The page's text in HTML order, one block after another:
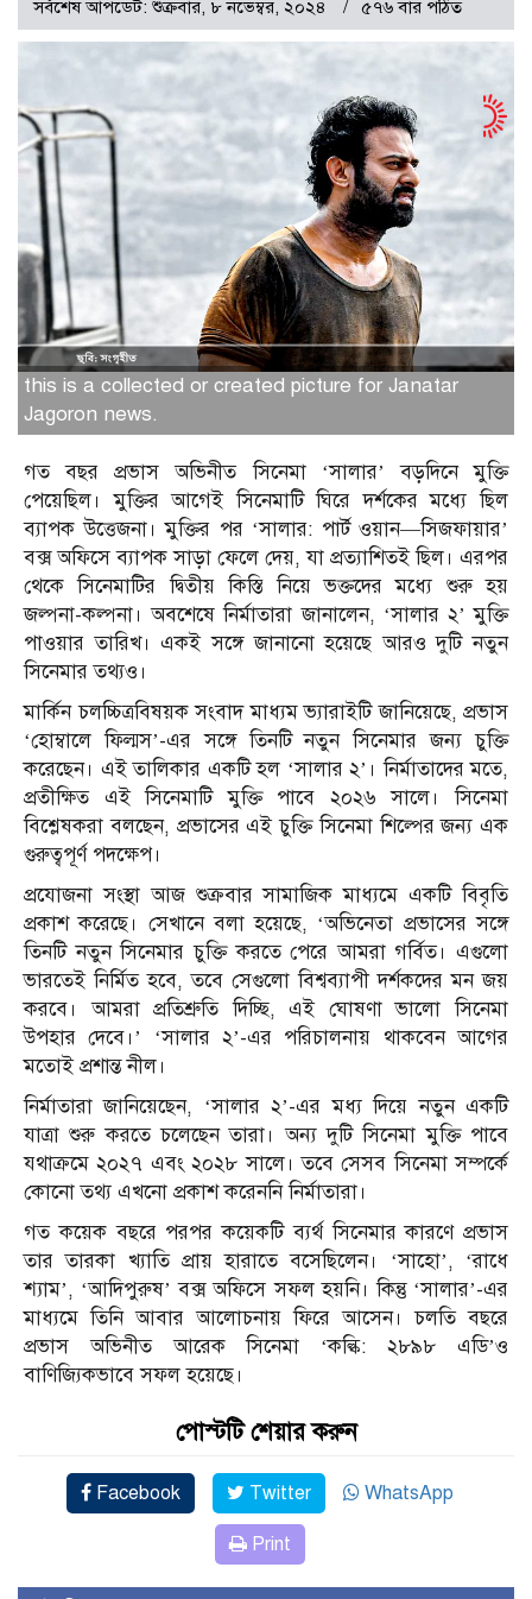
সর্বশেষ আপডেট: শুক্রবার, ৮ নভেম্বর, ২০২৪ ৫৭৬ বার পঠিত
this is a collected or created picture for Janatar
Jagoron news.
গত বছর প্রভাস অভিনীত সিনেমা ‘সালার’ বড়দিনে মুক্তি
পেয়েছিল। মুক্তির আগেই সিনেমাটি ঘিরে দর্শকের মধ্যে ছিল
ব্যাপক উত্তেজনা। মুক্তির পর ‘সালার: পার্ট ওয়ান—সিজফায়ার’
বক্স অফিসে ব্যাপক সাড়া ফেলে দেয়, যা প্রত্যাশিতই ছিল। এরপর
থেকে সিনেমাটির দ্বিতীয় কিস্তি নিয়ে ভক্তদের মধ্যে শুরু হয়
জল্পনা-কল্পনা। অবশেষে নির্মাতারা জানালেন, ‘সালার ২’ মুক্তি
পাওয়ার তারিখ। একই সঙ্গে জানানো হয়েছে আরও দুটি নতুন
সিনেমার তথ্যও।
মার্কিন চলচ্চিত্রবিষয়ক সংবাদ মাধ্যম ভ্যারাইটি জানিয়েছে, প্রভাস
‘হোম্বালে ফিল্মস’-এর সঙ্গে তিনটি নতুন সিনেমার জন্য চুক্তি
করেছেন। এই তালিকার একটি হল ‘সালার ২’। নির্মাতাদের মতে,
প্রতীক্ষিত এই সিনেমাটি মুক্তি পাবে ২০২৬ সালে। সিনেমা
বিশ্লেষকরা বলছেন, প্রভাসের এই চুক্তি সিনেমা শিল্পের জন্য এক
গুরুত্বপূর্ণ পদক্ষেপ।
প্রযোজনা সংস্থা আজ শুক্রবার সামাজিক মাধ্যমে একটি বিবৃতি
প্রকাশ করেছে। সেখানে বলা হয়েছে, ‘অভিনেতা প্রভাসের সঙ্গে
তিনটি নতুন সিনেমার চুক্তি করতে পেরে আমরা গর্বিত। এগুলো
ভারতেই নির্মিত হবে, তবে সেগুলো বিশ্বব্যাপী দর্শকদের মন জয়
করবে। আমরা প্রতিশ্রুতি দিচ্ছি, এই ঘোষণা ভালো সিনেমা
উপহার দেবে।’ ‘সালার ২’-এর পরিচালনায় থাকবেন আগের
মতোই প্রশান্ত নীল।
নির্মাতারা জানিয়েছেন, ‘সালার ২’-এর মধ্য দিয়ে নতুন একটি
যাত্রা শুরু করতে চলেছেন তারা। অন্য দুটি সিনেমা মুক্তি পাবে
যথাক্রমে ২০২৭ এবং ২০২৮ সালে। তবে সেসব সিনেমা সম্পর্কে
কোনো তথ্য এখনো প্রকাশ করেননি নির্মাতারা।
গত কয়েক বছরে পরপর কয়েকটি ব্যর্থ সিনেমার কারণে প্রভাস
তার তারকা খ্যাতি প্রায় হারাতে বসেছিলেন। ‘সাহো’, ‘রাধে
শ্যাম’, ‘আদিপুরুষ’ বক্স অফিসে সফল হয়নি। কিন্তু ‘সালার’-এর
মাধ্যমে তিনি আবার আলোচনায় ফিরে আসেন। চলতি বছরে
প্রভাস অভিনীত আরেক সিনেমা ‘কল্কি: ২৮৯৮ এডি’ও
বাণিজ্যিকভাবে সফল হয়েছে।
পোস্টটি শেয়ার করুন
Facebook Twitter WhatsApp
Print